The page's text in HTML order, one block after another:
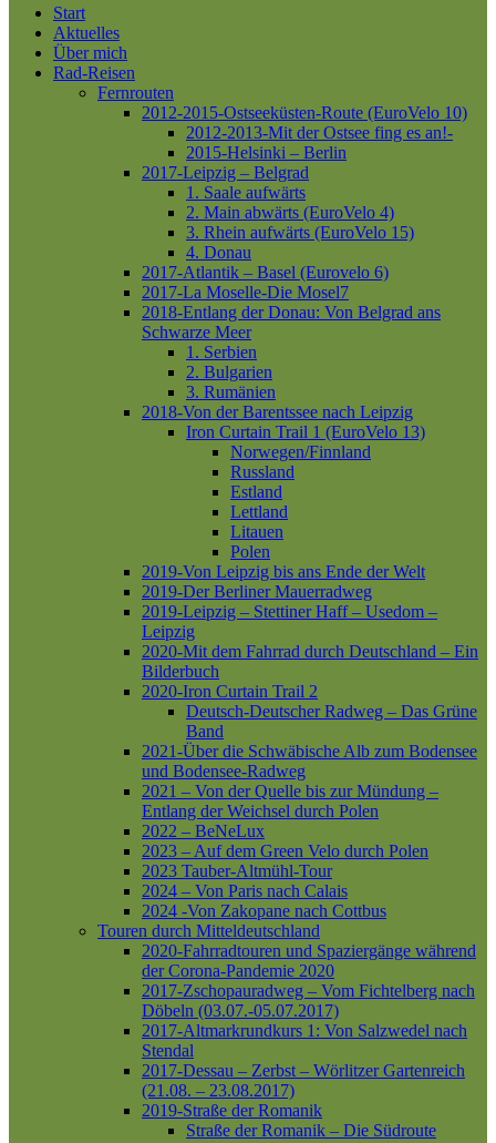
Close
Menu
Start
Aktuelles
Über mich
Rad-Reisen
Fernrouten
2012-2015-Ostseeküsten-Route (EuroVelo 10)
2012-2013-Mit der Ostsee fing es an!-
2015-Helsinki – Berlin
2017-Leipzig – Belgrad
1. Saale aufwärts
2. Main abwärts (EuroVelo 4)
3. Rhein aufwärts (EuroVelo 15)
4. Donau
2017-Atlantik – Basel (Eurovelo 6)
2017-La Moselle-Die Mosel7
2018-Entlang der Donau: Von Belgrad ans
Schwarze Meer
1. Serbien
2. Bulgarien
3. Rumänien
2018-Von der Barentssee nach Leipzig
Iron Curtain Trail 1 (EuroVelo 13)
Norwegen/Finnland
Russland
Estland
Lettland
Litauen
Polen
2019-Von Leipzig bis ans Ende der Welt
2019-Der Berliner Mauerradweg
2019-Leipzig – Stettiner Haff – Usedom –
Leipzig
2020-Mit dem Fahrrad durch Deutschland – Ein
Bilderbuch
2020-Iron Curtain Trail 2
Deutsch-Deutscher Radweg – Das Grüne
Band
2021-Über die Schwäbische Alb zum Bodensee
und Bodensee-Radweg
2021 – Von der Quelle bis zur Mündung –
Entlang der Weichsel durch Polen
2022 – BeNeLux
2023 – Auf dem Green Velo durch Polen
2023 Tauber-Altmühl-Tour
2024 – Von Paris nach Calais
2024 -Von Zakopane nach Cottbus
Touren durch Mitteldeutschland
2020-Fahrradtouren und Spaziergänge während
der Corona-Pandemie 2020
2017-Zschopauradweg – Vom Fichtelberg nach
Döbeln (03.07.-05.07.2017)
2017-Altmarkrundkurs 1: Von Salzwedel nach
Stendal
2017-Dessau – Zerbst – Wörlitzer Gartenreich
(21.08. – 23.08.2017)
2019-Straße der Romanik
Straße der Romanik – Die Südroute